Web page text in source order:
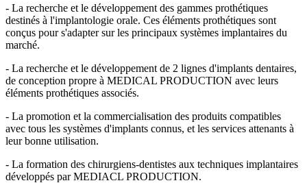
- La recherche et le développement des gammes prothétiques
destinés à l'implantologie orale. Ces éléments prothétiques sont
conçus pour s'adapter sur les principaux systèmes implantaires du
marché.
- La recherche et le développement de 2 lignes d'implants dentaires,
de conception propre à MEDICAL PRODUCTION avec leurs
éléments prothétiques associés.
- La promotion et la commercialisation des produits compatibles
avec tous les systèmes d'implants connus, et les services attenants à
leur bonne utilisation.
- La formation des chirurgiens-dentistes aux techniques implantaires
développés par MEDIACL PRODUCTION.